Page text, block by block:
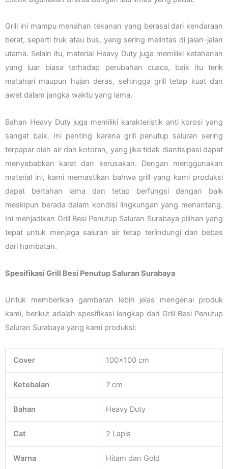
Grill ini mampu menahan tekanan yang berasal dari kendaraan
berat, seperti truk atau bus, yang sering melintas di jalan-jalan
utama. Selain itu, material Heavy Duty juga memiliki ketahanan
yang luar biasa terhadap perubahan cuaca, baik itu terik
matahari maupun hujan deras, sehingga grill tetap kuat dan
awet dalam jangka waktu yang lama.
Bahan Heavy Duty juga memiliki karakteristik anti korosi yang
sangat baik. Ini penting karena grill penutup saluran sering
terpapar oleh air dan kotoran, yang jika tidak diantisipasi dapat
menyebabkan karat dan kerusakan. Dengan menggunakan
material ini, kami memastikan bahwa grill yang kami produksi
dapat bertahan lama dan tetap berfungsi dengan baik
meskipun berada dalam kondisi lingkungan yang menantang.
Ini menjadikan Grill Besi Penutup Saluran Surabaya pilihan yang
tepat untuk menjaga saluran air tetap terlindungi dan bebas
dari hambatan.
Spesifikasi Grill Besi Penutup Saluran Surabaya
Untuk memberikan gambaran lebih jelas mengenai produk
kami, berikut adalah spesifikasi lengkap dari Grill Besi Penutup
Saluran Surabaya yang kami produksi:
Cover 100×100 cm
Ketebalan 7 cm
Bahan Heavy Duty
Cat 2 Lapis
Warna Hitam dan Gold